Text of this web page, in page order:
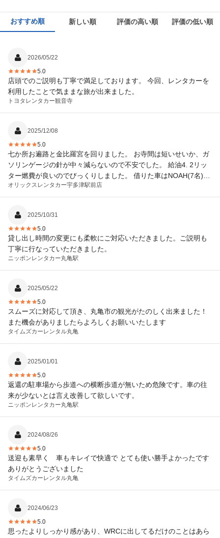
おすすめ順 新しい順 評価の高い順 評価の低い順
2026/05/22
5.0
店頭でのご説明も丁寧で満足しております。 今回、レンタカーを
利用したことで気ままな旅が出来ました。
トヨタレンタカー観音寺
2025/12/08
5.0
七か所お遍路と金比羅宮を回りました。 お寺間は短いせいか、ガ
ソリンゲージの針が中々減らないので不安でした。 給油4. 2リッ
ター燃費が良いのでびっくりしました。 借りた車はNOAH(7名)で
した。
オリックスレンタカー宇多津駅前店
2025/10/31
5.0
貸し出し時間の変更にも柔軟にご対応いただきました。ご説明も
丁寧に行なっていただきました。
ニッポンレンタカー丸亀駅
2025/05/22
5.0
スムーズに対応して頂き、丸亀市の観光がたのしく出来ました！
また機会がありましたらよろしくお願いいたします
タイムズカーレンタル丸亀
2025/01/01
5.0
返還の駐車場から歩道への横断歩道が無いため危険です。車の往
来が少ないとは言え改善して欲しいです。
ニッポンレンタカー丸亀駅
2024/08/26
5.0
送迎も素早く 車もキレイで快適で とても使い勝手よかったです
ありがとうございました
タイムズカーレンタル丸亀
2024/06/23
5.0
思ったよりしっかり感があり、WRCに出してるだけのことはあら